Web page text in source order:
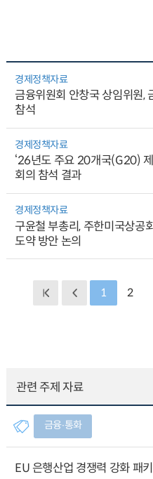
경제정책자료
금융위원회 안창국 상임위원,
참석
경제정책자료
‘26년도 주요 20개국(G20)
회의 참석 결과
경제정책자료
구윤철 부총리, 주한미국상공
도약 방안 논의
1 2
관련 주제 자료
금융∙통화
EU 은행산업 경쟁력 강화 패